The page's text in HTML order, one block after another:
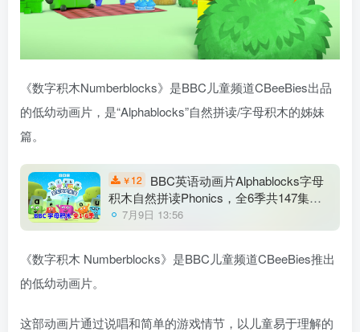
《数字积木Numberblocks》是BBC儿童频道CBeeBies出品
的低幼动画片，是“Alphablocks”自然拼读/字母积木的姊妹
篇。
￥ 12
BBC英语动画片Alphablocks字母
积木自然拼读Phonics，全6季共147集，
1080P高清视频带英文字幕，百度云网盘
下载！
7月9日 13:56
《数字积木 Numberblocks》是BBC儿童频道CBeeBies推出
的低幼动画片。
这部动画片通过说唱和简单的游戏情节，以儿童易于理解的